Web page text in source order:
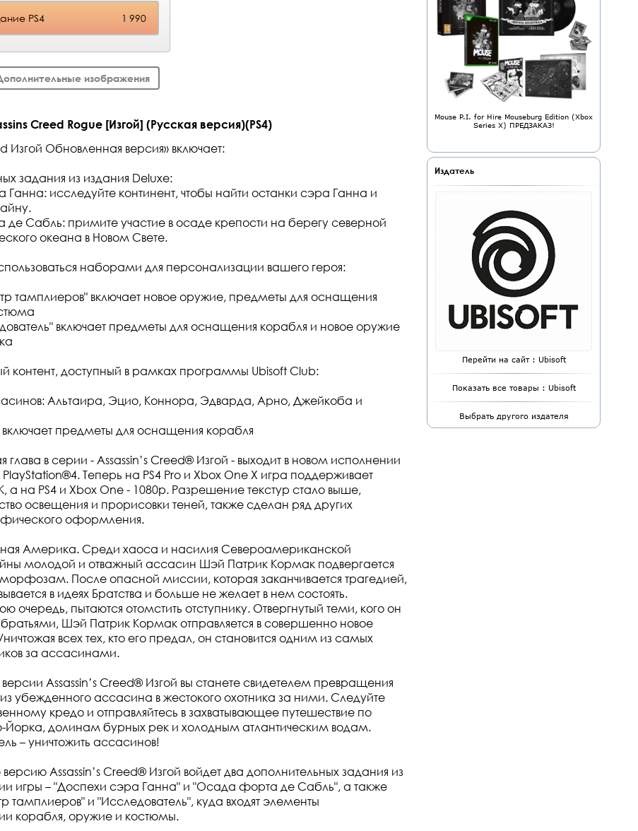
PS4 1 990
изображения
Creed Rogue [Изгой] (Русская версия)(PS4)
Изгой Обновленная версия» включает:
задания из издания Deluxe:
исследуйте континент, чтобы найти останки сэра Ганна и
Сабль: примите участие в осаде крепости на берегу северной
океана в Новом Свете.
наборами для персонализации вашего героя:
тамплиеров" включает новое оружие, предметы для оснащения
включает предметы для оснащения корабля и новое оружие
контент, доступный в рамках программы Ubisoft Club:
Альтаира, Эцио, Коннора, Эдварда, Арно, Джейкоба и
включает предметы для оснащения корабля
в серии - Assassin’s Creed® Изгой - выходит в новом исполнении
Теперь на PS4 Pro и Xbox One X игра поддерживает
а на PS4 и Xbox One - 1080р. Разрешение текстур стало выше,
освещения и прорисовки теней, также сделан ряд других
оформления.
Америка. Среди хаоса и насилия Североамериканской
молодой и отважный ассасин Шэй Патрик Кормак подвергается
После опасной миссии, которая заканчивается трагедией,
в идеях Братства и больше не желает в нем состоять.
очередь, пытаются отомстить отступнику. Отвергнутый теми, кого он
Шэй Патрик Кормак отправляется в совершенно новое
всех тех, кто его предал, он становится одним из самых
за ассасинами.
Assassin’s Creed® Изгой вы станете свидетелем превращения
из убежденного ассасина в жестокого охотника за ними. Следуйте
кредо и отправляйтесь в захватывающее путешествие по
Йорка, долинам бурных рек и холодным атлантическим водам.
– уничтожить ассасинов!
Assassin’s Creed® Изгой войдет два дополнительных задания из
игры – "Доспехи сэра Ганна" и "Осада форта де Сабль", а также
тамплиеров" и "Исследователь", куда входят элементы
корабля, оружие и костюмы.
Mouse P.I. for Hire Mouseburg Edition (Xbox
Series X) ПРЕДЗАКАЗ!
Издатель
Перейти на сайт : Ubisoft
Показать все товары : Ubisoft
Выбрать другого издателя